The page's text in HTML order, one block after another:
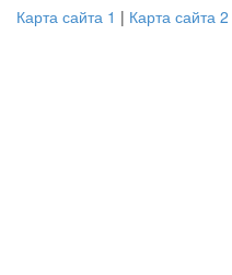
Карта сайта 1 | Карта сайта 2